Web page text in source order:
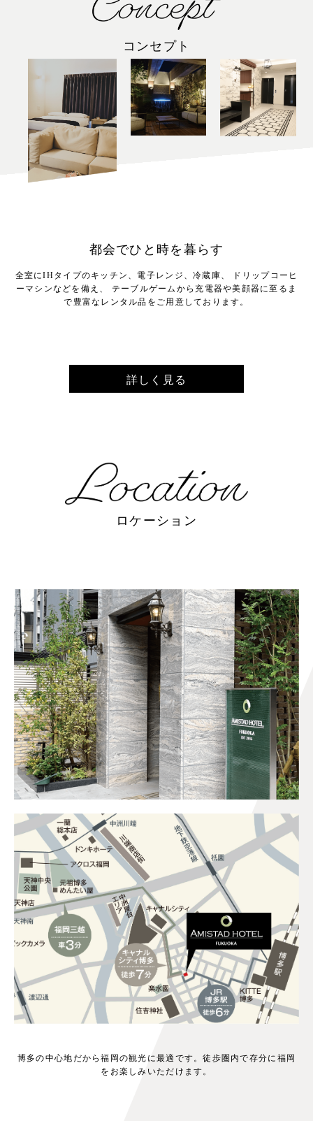
コンセプト
都会でひと時を暮らす
全室にIHタイプのキッチン、電子レンジ、冷蔵庫、
ドリップコーヒ
ーマシンなどを備え、
テーブルゲームから充電器や美顔器に至るま
で豊富なレンタル品をご用意しております。
詳しく見る
ロケーション
博多の中心地だから福岡の観光に最適です。徒歩圏内で存分に福岡
をお楽しみいただけます。